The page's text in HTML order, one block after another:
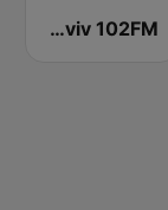
Radio Tel Aviv 102FM (רדיו תל אביב)